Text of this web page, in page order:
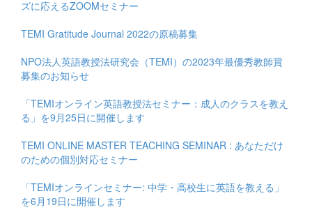
ズに応えるZOOMセミナー
TEMI Gratitude Journal 2022の原稿募集
NPO法人英語教授法研究会（TEMI）の2023年最優秀教師賞
募集のお知らせ
「TEMIオンライン英語教授法セミナー：成人のクラスを教え
る」を9月25日に開催します
TEMI ONLINE MASTER TEACHING SEMINAR : あなただけ
のための個別対応セミナー
「TEMIオンラインセミナー: 中学・高校生に英語を教える」
を6月19日に開催します